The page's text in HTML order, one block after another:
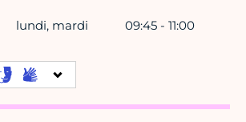
lundi, mardi 09:45 - 11:00